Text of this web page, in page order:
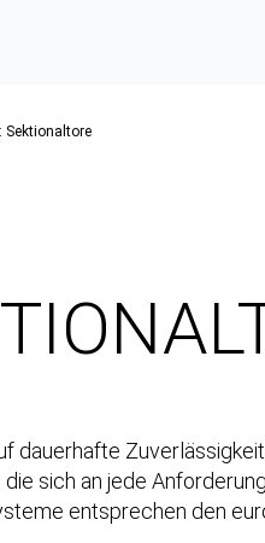
Sektionaltore
dauerhafte
sich an jede
entsprechen den